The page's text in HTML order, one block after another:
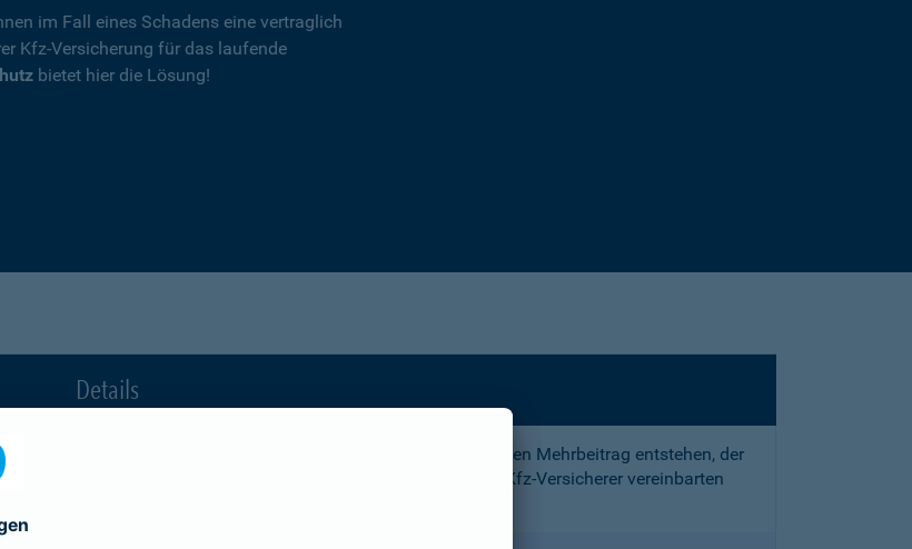
im Fall eines Schadens eine vertraglich
Kfz-Versicherung für das laufende
bietet hier die Lösung!
Details
die Ihnen nach einem Unfall durch die Vertragsstrafe und den Mehrbeitrag entstehen, der
Ihnen wegen einer unerlaubten Erweiterung des mit Ihrem Kfz-Versicherer vereinbarten